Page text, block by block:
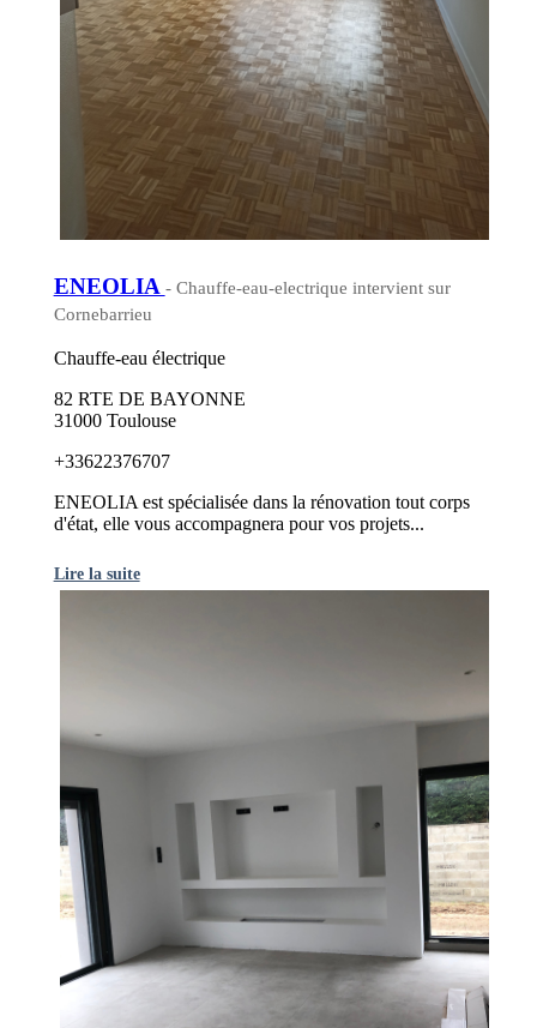
ENEOLIA - Chauffe-eau-electrique intervient sur
Cornebarrieu
Chauffe-eau électrique
82 RTE DE BAYONNE
31000 Toulouse
+33622376707
ENEOLIA est spécialisée dans la rénovation tout corps
d'état, elle vous accompagnera pour vos projets...
Lire la suite